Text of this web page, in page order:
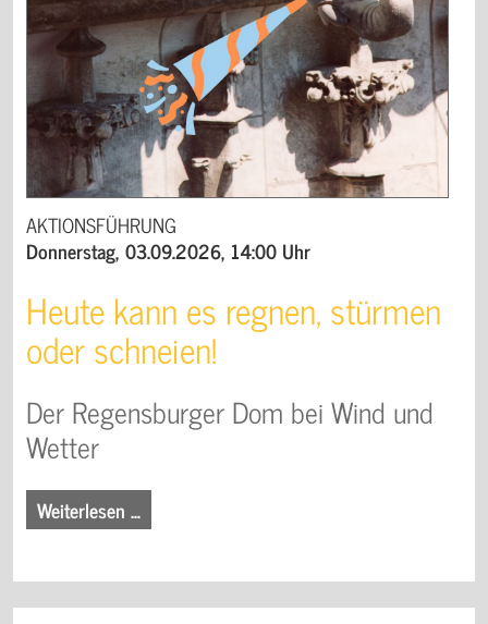
AKTIONSFÜHRUNG
Donnerstag, 03.09.2026, 14:00 Uhr
Heute kann es regnen, stürmen
oder schneien!
Der Regensburger Dom bei Wind und
Wetter
Weiterlesen …